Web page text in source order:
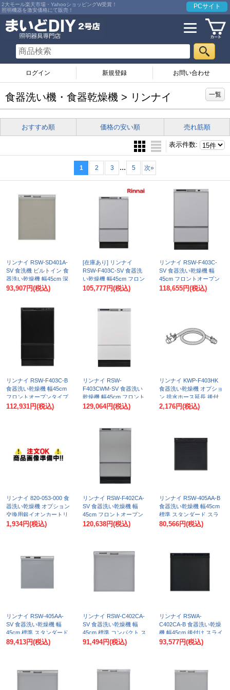
2大モール楽天市場・YahooショッピングW受賞！
照明機器を激安価格にて販売！
PCサイト
ログイン お問い合わせ
食器洗い機・食器乾燥機 > リンナイ 一覧
おすすめ順 価格の安い順 売れ筋順
表示件数:
1 2 3 ... 5 次»
リンナイ RSW-SD401A-
SV 食洗機 ビルトイン 食
器洗い乾燥機 幅45cm 深
型スライドオープン ぎっ
シルバー ♪∀
93,907円(税込)
[在庫あり] リンナイ
RSW-F403C-SV 食器洗
い乾燥機 幅45cm フロン
トオープンタイプ シルバ
継品) ☆2
105,777円(税込)
リンナイ RSW-F403C-
SV 食器洗い乾燥機 幅
45cm フロントオープン
タイプ シルバー 化粧パ
118,655円(税込)
リンナイ RSW-F403C-B
食器洗い乾燥機 幅45cm
フロントオープンタイプ
ブラック 化粧パネルブラ
112,931円(税込)
リンナイ RSW-
F403CWM-SV 食器洗い
乾燥機 幅45cm フロント
オープンタイプ ホワイト
129,064円(税込)
リンナイ KWP-F403HK
食器洗い乾燥機 オプショ
ン 排水ホース延長 後付
けタイプ RSW-F403Cシ
2,176円(税込)
リンナイ 820-053-000 食
器洗い乾燥機 オプション
交換用銀イオンカートリ
ッジ
1,934円(税込)
リンナイ RSW-F402CA-
SV 食器洗い乾燥機 幅
45cm フロントオープン
タイプ 付属 化粧パネル
120,638円(税込)
リンナイ RSW-405AA-B
食器洗い乾燥機 幅45cm
標準 スタンダード スラ
イドオープンタイプ ブラ
80,566円(税込)
リンナイ RSW-405AA-
SV 食器洗い乾燥機 幅
45cm 標準 スタンダード
スライドオープンタイプ
89,413円(税込)
リンナイ RSW-C402CA-
SV 食器洗い乾燥機 幅
45cm 標準 コンパクト ス
ライドオープンタイプ シ
91,494円(税込)
リンナイ RSWA-
C402CA-B 食器洗い乾燥
機 幅45cm 後付け スライ
ドオープンタイプ ブラッ
93,577円(税込)